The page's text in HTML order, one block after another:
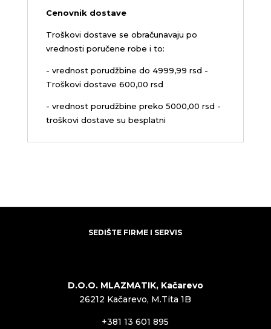
Cenovnik dostave
Troškovi dostave se obračunavaju po
vrednosti poručene robe i to:
- vrednost porudžbine do 4999,99 rsd -
Troškovi dostave 600,00 rsd
- vrednost porudžbine preko 5000,00 rsd -
troškovi dostave su besplatni
SEDIŠTE FIRME I SERVIS
D.O.O. MLAZMATIK, Kačarevo
26212 Kačarevo, M.Tita 1B
+381 13 601 895